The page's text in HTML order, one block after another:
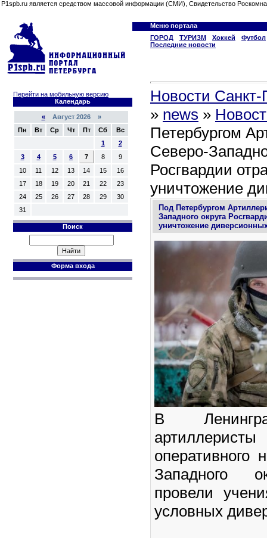
P1spb.ru является средством массовой информации (СМИ), Свидетельство
Меню портала
ГОРОД
ТУРИЗМ Хоккей
Футбол
Последние новости
Перейти на мобильную версию
Календарь
«Август 2026 »
Пн
Вт Ср Чт Пт Сб
Вс
1
2
3
4 5 6 7 8
9
10
11 12 13 14 15
16
17
18 19 20 21 22
23
24
25 26 27 28 29
30
31
Поиск
Форма входа
Новости Санкт-
» news »
Петербургом
Северо-
Росгвардии
уничтожение
Под Петербургом
Западного округа
уничтожение
В
оперативного
Западного
провели
условных